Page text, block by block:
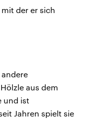
der er sich
aus dem
und ist
Jahren spielt sie